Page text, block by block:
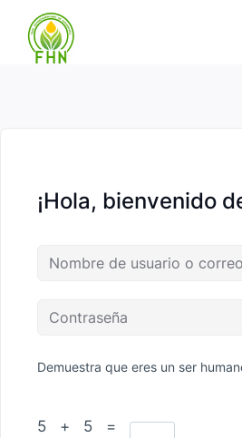
¡Hola, bienvenido
Demuestra que eres un ser
5 + 5 =